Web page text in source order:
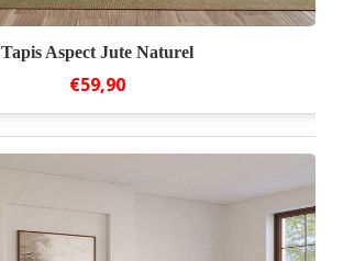
Tapis Aspect Jute Naturel
€59,90